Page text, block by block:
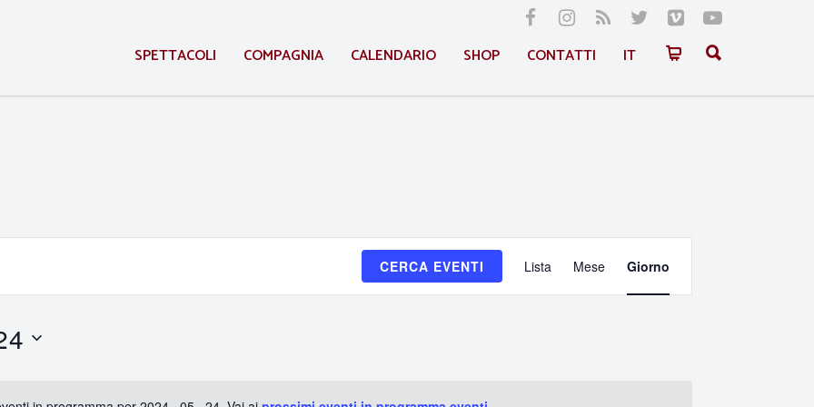
SPETTACOLI COMPAGNIA CALENDARIO SHOP CONTATTI IT
CERCA EVENTI
Evento
Viste
Lista Mese Giorno